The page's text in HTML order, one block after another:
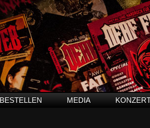
BESTELLEN MEDIA